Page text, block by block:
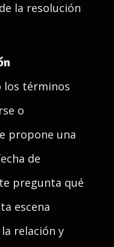
la resolución
los términos
o
propone una
de
pregunta qué
escena
relación y